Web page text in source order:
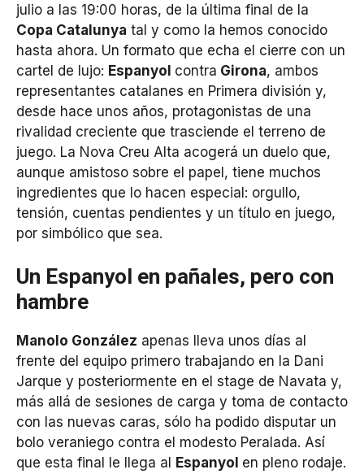
julio a las 19:00 horas, de la última final de la
Copa Catalunya tal y como la hemos conocido
hasta ahora. Un formato que echa el cierre con un
cartel de lujo: Espanyol contra Girona, ambos
representantes catalanes en Primera división y,
desde hace unos años, protagonistas de una
rivalidad creciente que trasciende el terreno de
juego. La Nova Creu Alta acogerá un duelo que,
aunque amistoso sobre el papel, tiene muchos
ingredientes que lo hacen especial: orgullo,
tensión, cuentas pendientes y un título en juego,
por simbólico que sea.
Un Espanyol en pañales, pero con
hambre
Manolo González apenas lleva unos días al
frente del equipo primero trabajando en la Dani
Jarque y posteriormente en el stage de Navata y,
más allá de sesiones de carga y toma de contacto
con las nuevas caras, sólo ha podido disputar un
bolo veraniego contra el modesto Peralada. Así
que esta final le llega al
Espanyol en pleno rodaje.